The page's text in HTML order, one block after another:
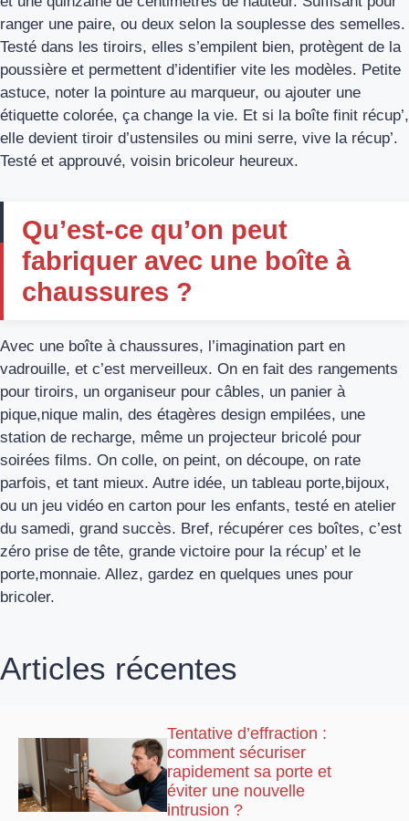
ranger une paire, ou deux selon la souplesse des semelles.
Testé dans les tiroirs, elles s’empilent bien, protègent de la
poussière et permettent d’identifier vite les modèles. Petite
astuce, noter la pointure au marqueur, ou ajouter une
étiquette colorée, ça change la vie. Et si la boîte finit récup’,
elle devient tiroir d’ustensiles ou mini serre, vive la récup’.
Testé et approuvé, voisin bricoleur heureux.
Qu’est-ce qu’on peut
fabriquer avec une boîte à
chaussures ?
Avec une boîte à chaussures, l’imagination part en
vadrouille, et c’est merveilleux. On en fait des rangements
pour tiroirs, un organiseur pour câbles, un panier à
pique,nique malin, des étagères design empilées, une
station de recharge, même un projecteur bricolé pour
soirées films. On colle, on peint, on découpe, on rate
parfois, et tant mieux. Autre idée, un tableau porte,bijoux,
ou un jeu vidéo en carton pour les enfants, testé en atelier
du samedi, grand succès. Bref, récupérer ces boîtes, c’est
zéro prise de tête, grande victoire pour la récup’ et le
porte,monnaie. Allez, gardez en quelques unes pour
bricoler.
Articles récentes
Tentative d’effraction :
comment sécuriser
rapidement sa porte et
éviter une nouvelle
intrusion ?